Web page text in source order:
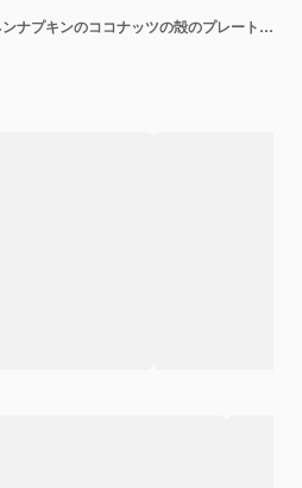
箸と野菜の横にあるリネンナプキンのココナッツの殻のプレートに焼肉ソースで肉と野菜を入れたうどん。